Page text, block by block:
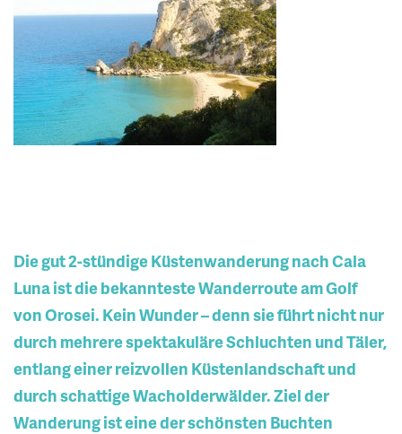
Die gut 2-stündige Küstenwanderung nach Cala
Luna ist die bekannteste Wanderroute am Golf
von Orosei. Kein Wunder – denn sie führt nicht nur
durch mehrere spektakuläre Schluchten und Täler,
entlang einer reizvollen Küstenlandschaft und
durch schattige Wacholderwälder. Ziel der
Wanderung ist eine der schönsten Buchten